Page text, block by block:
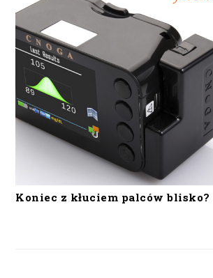
Koniec z kłuciem palców blisko?